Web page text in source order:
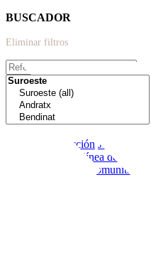
BUSCADOR
Eliminar filtros
Nueva construcción Jardín
Primera línea de mar
Piscina comunitaria